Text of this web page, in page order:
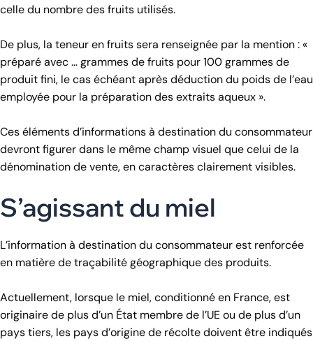
celle du nombre des fruits utilisés.
De plus, la teneur en fruits sera renseignée par la mention : «
préparé avec … grammes de fruits pour 100 grammes de
produit fini, le cas échéant après déduction du poids de l’eau
employée pour la préparation des extraits aqueux ».
Ces éléments d’informations à destination du consommateur
devront figurer dans le même champ visuel que celui de la
dénomination de vente, en caractères clairement visibles.
S’agissant du miel
L’information à destination du consommateur est renforcée
en matière de traçabilité géographique des produits.
Actuellement, lorsque le miel, conditionné en France, est
originaire de plus d’un État membre de l’UE ou de plus d’un
pays tiers, les pays d’origine de récolte doivent être indiqués